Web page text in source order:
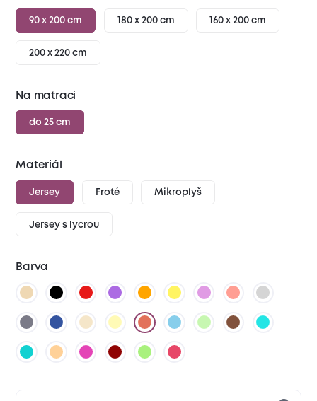
90 x 200 cm 180 x 200 cm 160 x 200 cm
200 x 220 cm
Na matraci
do 25 cm
Materiál
Jersey Froté Mikroplyš
Jersey s lycrou
Barva